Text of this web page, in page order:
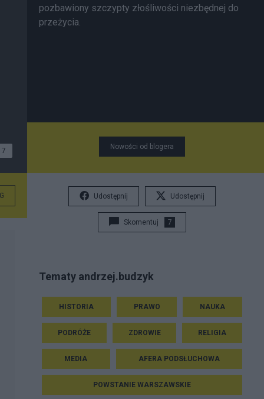
7
pozbawiony szczypty złośliwości niezbędnej do
przeżycia.
Nowości od blogera
Udostępnij Udostępnij
Skomentuj 7
Tematy andrzej.budzyk
HISTORIA PRAWO NAUKA
PODRÓŻE ZDROWIE RELIGIA
MEDIA AFERA PODSŁUCHOWA
POWSTANIE WARSZAWSKIE